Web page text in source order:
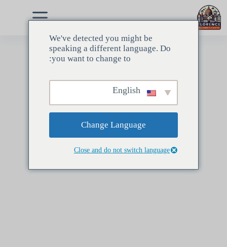
انتقل
إلى
المحتوى
We've detected you might be
speaking a different language. Do
you want to change to:
Change Language
Close and do not switch language